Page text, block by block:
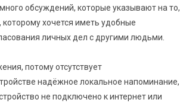
обсуждений, которые указывают на то,
хочется иметь удобные
личных дел с другими людьми.
потому отсутствует
надёжное локальное напоминание,
не подключено к интернет или